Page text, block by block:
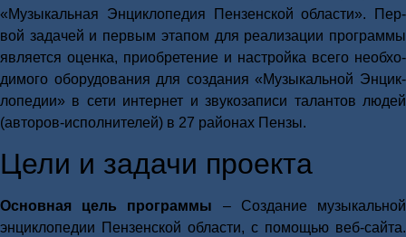
«Музы­каль­ная Энцик­ло­пе­дия Пен­зен­ской обла­сти». Пер­
вой зада­чей и пер­вым эта­пом для реа­ли­за­ции про­грам­мы
явля­ет­ся оцен­ка, при­об­ре­те­ние и настрой­ка все­го необ­хо­
ди­мо­го обо­ру­до­ва­ния для созда­ния «Музы­каль­ной Энцик­
ло­пе­дии» в сети интер­нет и зву­ко­за­пи­си талан­тов людей
(авто­ров-испол­ни­те­лей) в 27 рай­о­нах Пен­зы.
Цели и зада­чи про­ек­та
Основ­ная цель про­грам­мы – Созда­ние музы­каль­ной
энцик­ло­пе­дии Пен­зен­ской обла­сти, с помо­щью веб-сай­та.